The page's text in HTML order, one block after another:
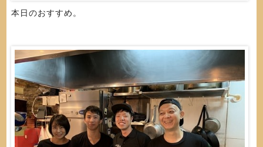
本日のおすすめ。